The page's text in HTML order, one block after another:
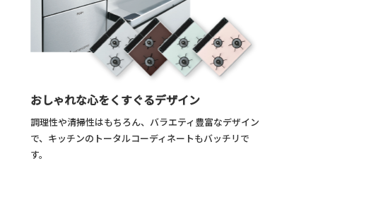
おしゃれな心をくすぐるデザイン
調理性や清掃性はもちろん、バラエティ豊富なデザイン
で、キッチンのトータルコーディネートもバッチリで
す。